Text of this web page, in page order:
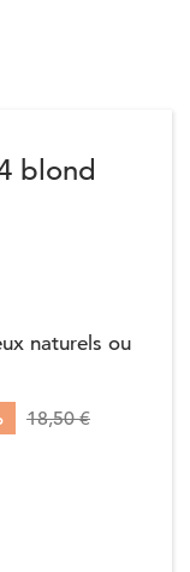
blond
naturels ou
18,50 €